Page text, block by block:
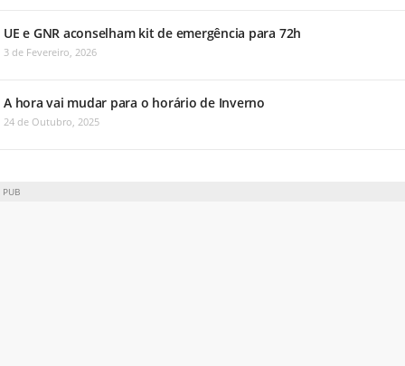
UE e GNR aconselham kit de emergência para 72h
3 de Fevereiro, 2026
A hora vai mudar para o horário de Inverno
24 de Outubro, 2025
PUB